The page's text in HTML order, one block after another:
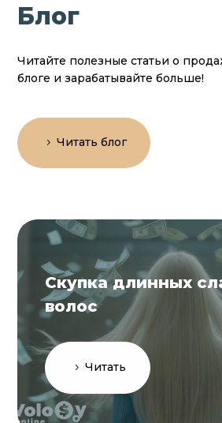
Блог
Читайте полезные статьи о
блоге и зарабатывайте больше!
Читать блог
Скупка длинных
волос
Читать